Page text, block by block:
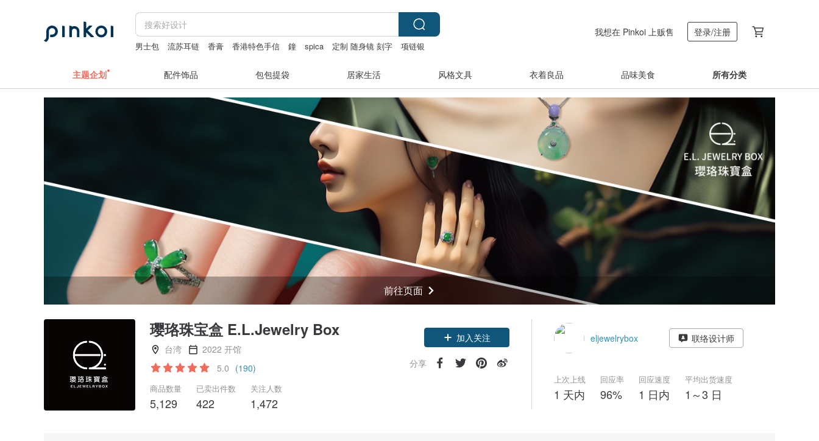
男士包 流苏耳链 香膏 香港特色手信 鐘 spica 定制 随身镜 刻字 项链银
我想在 Pinkoi 上贩售 登录/注册
主题企划 配件饰品 包包提袋 居家生活 风格文具 衣着良品 品味美食 所有分类
前往页面
璎珞珠宝盒 E.L.Jewelry Box
台湾
2022 开馆
5.0 (190)
商品数量
5,129
已卖出件数
422
关注人数
1,472
领优惠券
加入关注
分享
eljewelrybox 联络设计师
上次上线
1 天内
回应率
96%
回应速度
1 日内
平均出货速度
1～3 日